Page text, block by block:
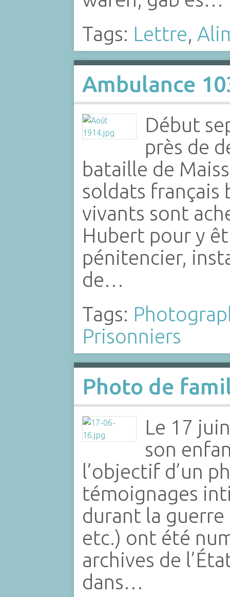
Tags: Lettre,
Ambulance
Début
près de
bataille de
soldats français
vivants sont
Hubert pour y
pénitencier,
de…
Tags:
Prisonniers
Photo de
Le 17
son
l’objectif d’un
témoignages
durant la
etc.) ont été
archives de
dans…